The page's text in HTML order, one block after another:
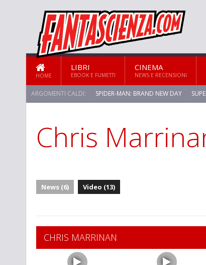
HOME
LIBRI
EBOOK E FUMETTI
CINEMA
NEWS E RECENSIONI
ARGOMENTI CALDI: SPIDER-MAN: BRAND NEW DAY
STAR TREK: STRANGE NEW WORLDS
Chris
News (6) Video (13)
CHRIS MARRINAN